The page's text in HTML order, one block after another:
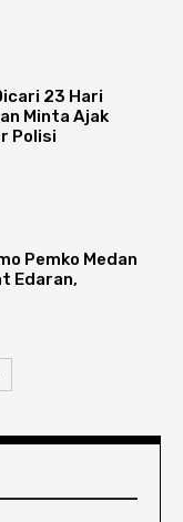
23 Hari
Minta Ajak
Polisi
Pemko Medan
Edaran,